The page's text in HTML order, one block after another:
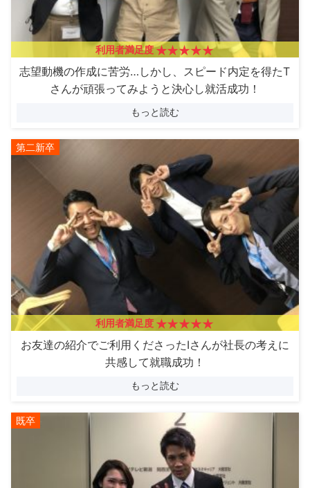
利用者満足度
志望動機の作成に苦労…しかし、スピード内定を得たT
さんが頑張ってみようと決心し就活成功！
もっと読む
第二新卒
利用者満足度
お友達の紹介でご利用くださったIさんが社長の考えに
共感して就職成功！
もっと読む
既卒